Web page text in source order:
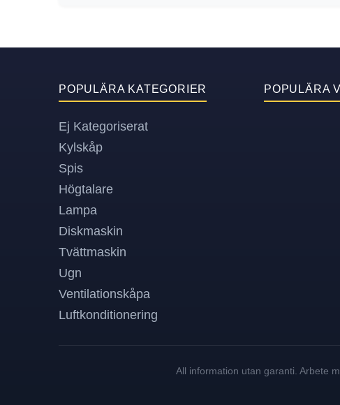
POPULÄRA KATEGORIER
Ej Kategoriserat
Kylskåp
Spis
Högtalare
Lampa
Diskmaskin
Tvättmaskin
Ugn
Ventilationskåpa
Luftkonditionering
POPULÄRA
All information utan garanti. Arbete